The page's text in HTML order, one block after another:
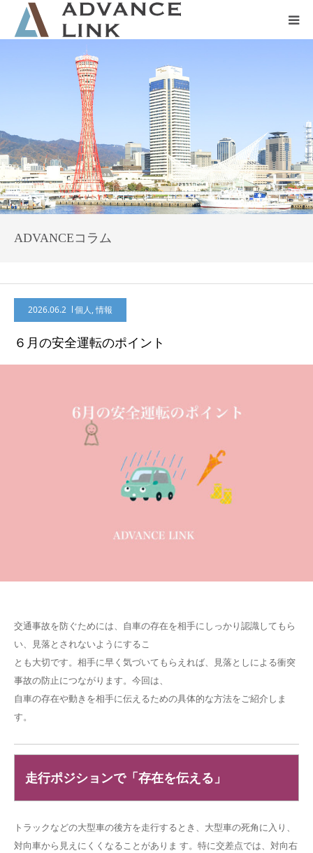
ADVANCEコラム
2026.06.2 個人,情報
６月の安全運転のポイント
交通事故を防ぐためには、自車の存在を相手にしっかり認識してもら
い、見落とされないようにするこ
とも大切です。相手に早く気づいてもらえれば、見落としによる衝突
事故の防止につながります。今回は、
自車の存在や動きを相手に伝えるための具体的な方法をご紹介しま
す。
走行ポジションで「存在を伝える」
トラックなどの大型車の後方を走行するとき、大型車の死角に入り、
対向車から見えにくくなることがありま す。特に交差点では、対向右
会社概要
ネット保険
事業保険